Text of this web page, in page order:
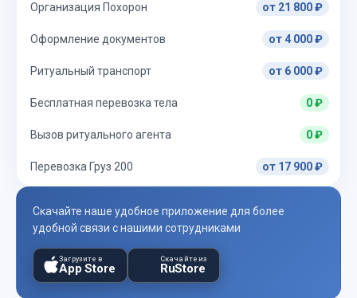
Организация Похорон от 21 800 ₽
Оформление документов от 4 000 ₽
Ритуальный транспорт от 6 000 ₽
Бесплатная перевозка тела 0 ₽
Вызов ритуального агента 0 ₽
Перевозка Груз 200 от 17 900 ₽
Скачайте наше удобное приложение для более
удобной связи с нашими сотрудниками
Загрузите в
App Store
Скачайте из
RuStore